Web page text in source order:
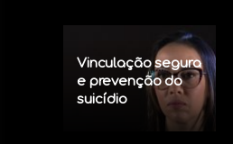
Vinculação segura
e prevenção do
suicídio